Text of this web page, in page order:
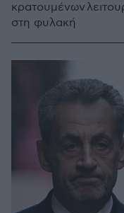
κρατουμένων
στη φυλακή